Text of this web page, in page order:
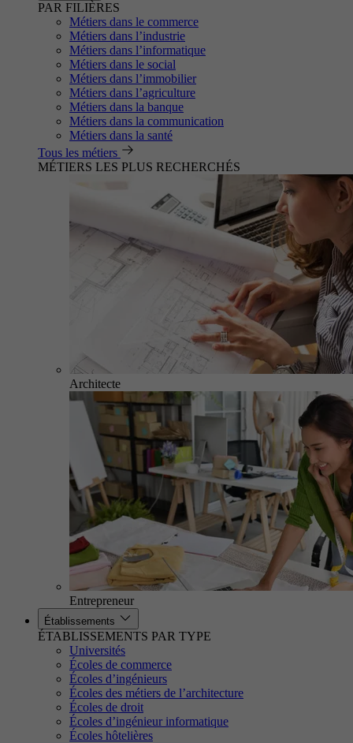
PAR FILIÈRES
Métiers dans le commerce
Métiers dans l’industrie
Métiers dans l’informatique
Métiers dans le social
Métiers dans l’immobilier
Métiers dans l’agriculture
Métiers dans la banque
Métiers dans la communication
Métiers dans la santé
Tous les métiers
MÉTIERS LES PLUS RECHERCHÉS
Architecte
Entrepreneur
Établissements
ÉTABLISSEMENTS PAR TYPE
Universités
Écoles de commerce
Écoles d’ingénieurs
Écoles des métiers de l’architecture
Écoles de droit
Écoles d’ingénieur informatique
Écoles hôtelières